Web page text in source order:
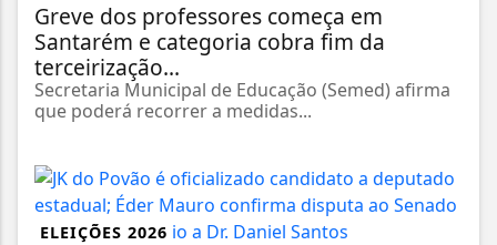
Greve dos professores começa em
Santarém e categoria cobra fim da
terceirização...
Secretaria Municipal de Educação (Semed) afirma
que poderá recorrer a medidas...
ELEIÇÕES 2026